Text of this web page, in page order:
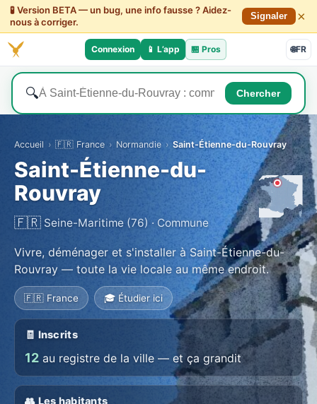
🧪 Version BETA — un bug, une info fausse ? Aidez-
nous à corriger.
Signaler ×
Connexion 📱 L’app 🏪 Pros 🌐FR
🔍 Chercher
Accueil › 🇫🇷 France › Normandie › Saint-Étienne-du-Rouvray
Saint-Étienne-du-
Rouvray
🇫🇷 Seine-Maritime (76) · Commune
Vivre, déménager et s'installer à Saint-Étienne-du-
Rouvray — toute la vie locale au même endroit.
🇫🇷 France 🎓 Étudier ici
🧾 Inscrits
12 au registre de la ville — et ça grandit
👥 Les habitants